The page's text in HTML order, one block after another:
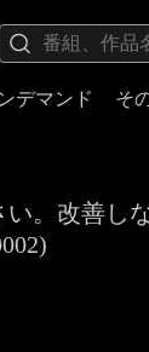
デマンド そ
。改善し